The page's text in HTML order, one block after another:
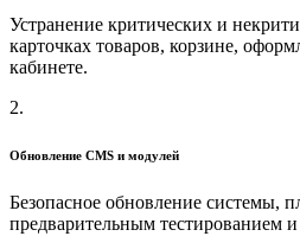
Устранение критических и
карточках товаров, корзине,
кабинете.
2.
Обновление CMS и модулей
Безопасное обновление системы,
предварительным тестированием